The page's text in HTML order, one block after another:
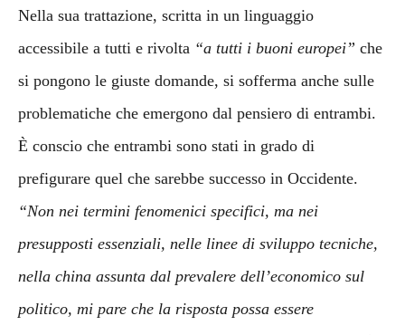
Nella sua trattazione, scritta in un linguaggio
accessibile a tutti e rivolta “a tutti i buoni europei” che
si pongono le giuste domande, si sofferma anche sulle
problematiche che emergono dal pensiero di entrambi.
È conscio che entrambi sono stati in grado di
prefigurare quel che sarebbe successo in Occidente.
“Non nei termini fenomenici specifici, ma nei
presupposti essenziali, nelle linee di sviluppo tecniche,
nella china assunta dal prevalere dell’economico sul
politico, mi pare che la risposta possa essere